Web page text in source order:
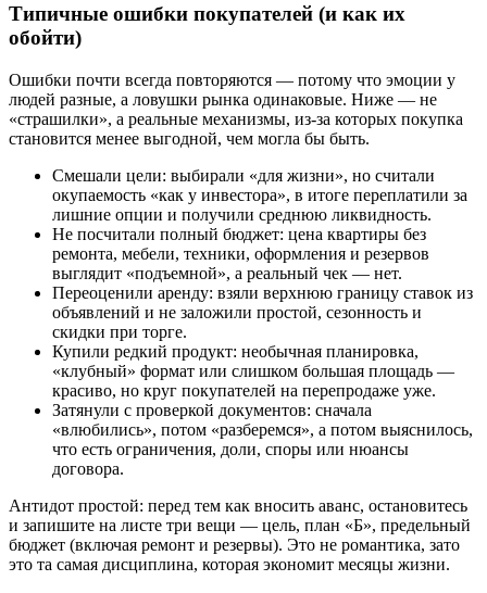
Типичные ошибки покупателей (и как их
обойти)
Ошибки почти всегда повторяются — потому что эмоции у
людей разные, а ловушки рынка одинаковые. Ниже — не
«страшилки», а реальные механизмы, из-за которых покупка
становится менее выгодной, чем могла бы быть.
Смешали цели: выбирали «для жизни», но считали
окупаемость «как у инвестора», в итоге переплатили за
лишние опции и получили среднюю ликвидность.
Не посчитали полный бюджет: цена квартиры без
ремонта, мебели, техники, оформления и резервов
выглядит «подъемной», а реальный чек — нет.
Переоценили аренду: взяли верхнюю границу ставок из
объявлений и не заложили простой, сезонность и
скидки при торге.
Купили редкий продукт: необычная планировка,
«клубный» формат или слишком большая площадь —
красиво, но круг покупателей на перепродаже уже.
Затянули с проверкой документов: сначала
«влюбились», потом «разберемся», а потом выяснилось,
что есть ограничения, доли, споры или нюансы
договора.
Антидот простой: перед тем как вносить аванс, остановитесь
и запишите на листе три вещи — цель, план «Б», предельный
бюджет (включая ремонт и резервы). Это не романтика, зато
это та самая дисциплина, которая экономит месяцы жизни.